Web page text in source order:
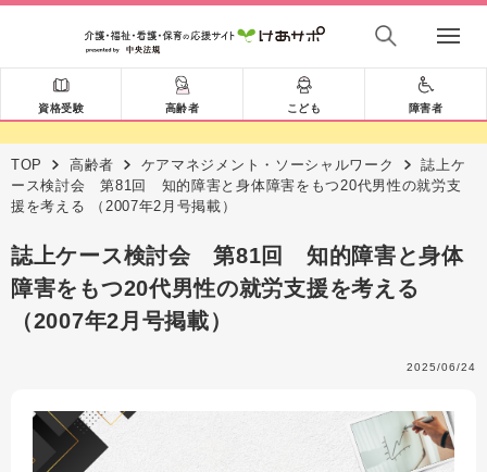
資格受験 高齢者 こども 障害者
TOP 高齢者 ケアマネジメント・ソーシャルワーク
誌上ケ
ース検討会 第81回 知的障害と身体障害をもつ20代男性の就労支
援を考える （2007年2月号掲載）
誌上ケース検討会 第81回 知的障害と身体
障害をもつ20代男性の就労支援を考える
（2007年2月号掲載）
2025/06/24